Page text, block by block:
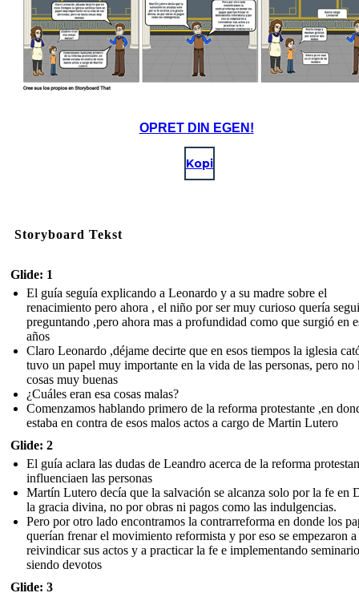
OPRET DIN EGEN!
Kopi
Storyboard Tekst
Glide: 1
El guía seguía explicando a Leonardo y a su madre sobre el
renacimiento pero ahora , el niño por ser muy curioso quería
preguntando ,pero ahora mas a profundidad como que surgió en
años
Claro Leonardo ,déjame decirte que en esos tiempos la iglesia
tuvo un papel muy importante en la vida de las personas, pero no
cosas muy buenas
¿Cuáles eran esa cosas malas?
Comenzamos hablando primero de la reforma protestante ,en
estaba en contra de esos malos actos a cargo de Martin Lutero
Glide: 2
El guía aclara las dudas de Leandro acerca de la reforma
influenciaen las personas
Martín Lutero decía que la salvación se alcanza solo por la fe en
la gracia divina, no por obras ni pagos como las indulgencias.
Pero por otro lado encontramos la contrarreforma en donde los
querían frenar el movimiento reformista y por eso se empezaron a
reivindicar sus actos y a practicar la fe e implementando
siendo devotos
Glide: 3